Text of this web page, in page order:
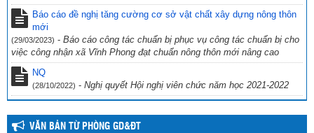
Giáo dục và Đào tạo Vĩnh Thuận về việc hưởng ứng “Ngày toàn dân
phòng cháy và chữa cháy” năm 2022.
Báo cáo đề nghị tăng cường cơ sở vật chất xây dựng nông thôn
mới
(29/03/2023) - Báo cáo công tác chuẩn bị phục vụ công tác chuẩn bị cho
việc công nhận xã Vĩnh Phong đạt chuẩn nông thôn mới nâng cao
NQ
(28/10/2022) - Nghị quyết Hội nghị viên chức năm học 2021-2022
VĂN BẢN TỪ PHÒNG GD&ĐT